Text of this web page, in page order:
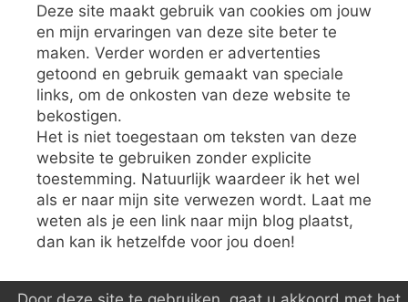
Deze site maakt gebruik van cookies om jouw
en mijn ervaringen van deze site beter te
maken. Verder worden er advertenties
getoond en gebruik gemaakt van speciale
links, om de onkosten van deze website te
bekostigen.
Het is niet toegestaan om teksten van deze
website te gebruiken zonder explicite
toestemming. Natuurlijk waardeer ik het wel
als er naar mijn site verwezen wordt. Laat me
weten als je een link naar mijn blog plaatst,
dan kan ik hetzelfde voor jou doen!